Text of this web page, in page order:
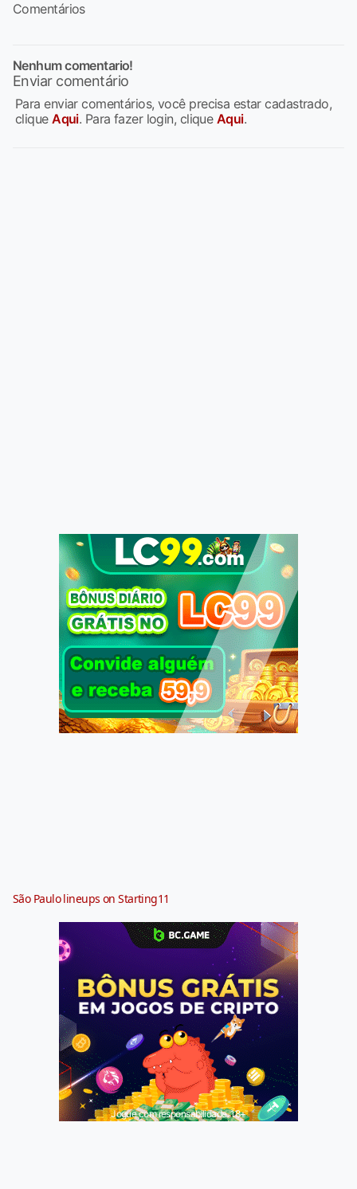
Comentários
Nenhum comentario!
Enviar comentário
Para enviar comentários, você precisa estar cadastrado,
cliqueAqui. Para fazer login, clique Aqui.
São Paulo lineups on Starting11
Jogue com responsabilidade. 18+